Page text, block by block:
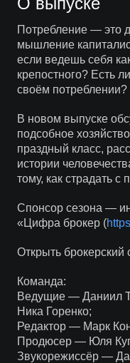
Потребление — это
мышление
если ведешь себя
крепостного? Есть
своём потреблении?
В новом выпуске
подсобное
праздный класс,
истории
тому, как страдать с
Спонсор сезона —
«Цифра брокер (
Открыть брокерский
Команда:
Ведущие — Даниил
Ника Горенко;
Редактор — Марк
Продюсер — Юля
Звукорежиссёр —